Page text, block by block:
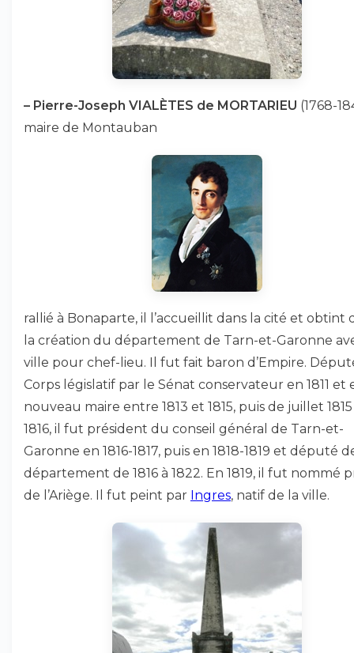
– Pierre-Joseph VIALÈTES de MORTARIEU (1768-
maire de Montauban
rallié à Bonaparte, il l’accueillit dans la cité et obtint
la création du département de Tarn-et-Garonne
ville pour chef-lieu. Il fut fait baron d’Empire.
Corps législatif par le Sénat conservateur en 1811 et
nouveau maire entre 1813 et 1815, puis de juillet 1815
1816, il fut président du conseil général de Tarn-et-
Garonne en 1816-1817, puis en 1818-1819 et député
département de 1816 à 1822. En 1819, il fut nommé
de l’Ariège. Il fut peint par Ingres, natif de la ville.